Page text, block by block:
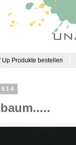
Up Produkte bestellen